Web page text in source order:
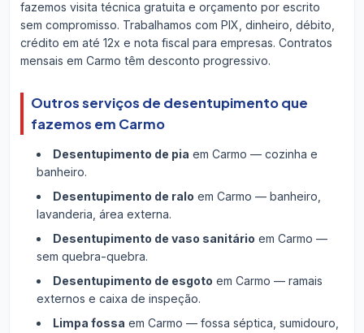
fazemos visita técnica gratuita e orçamento por escrito
sem compromisso. Trabalhamos com PIX, dinheiro, débito,
crédito em até 12x e nota fiscal para empresas. Contratos
mensais em Carmo têm desconto progressivo.
Outros serviços de desentupimento que
fazemos em Carmo
Desentupimento de pia em Carmo — cozinha e
banheiro.
Desentupimento de ralo em Carmo — banheiro,
lavanderia, área externa.
Desentupimento de vaso sanitário em Carmo —
sem quebra-quebra.
Desentupimento de esgoto em Carmo — ramais
externos e caixa de inspeção.
Limpa fossa em Carmo — fossa séptica, sumidouro,